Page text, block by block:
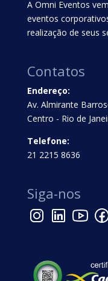
A Omni Eventos
eventos
realização de seus
Contatos
Endereço:
Av. Almirante
Centro - Rio de
Telefone:
21 2215 8636
Siga-nos